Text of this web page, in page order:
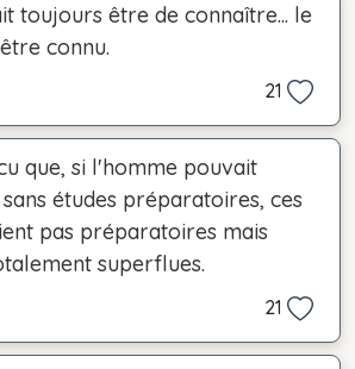
toujours être de connaître... le
connu.
21
que, si l'homme pouvait
études préparatoires, ces
pas préparatoires mais
superflues.
21